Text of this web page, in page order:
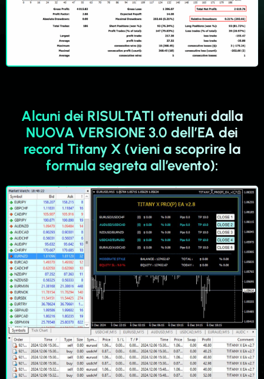
Alcuni dei RISULTATI ottenuti dalla
NUOVA VERSIONE 3.0 dell’EA dei
record Titany X (vieni a scoprire la
formula segreta all’evento):